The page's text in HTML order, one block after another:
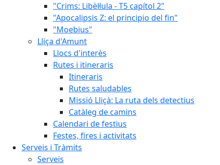
"Crims: Libèl·lula - T5 capítol 2"
"Apocalipsis Z: el principio del fin"
"Moebius"
Lliça d'Amunt
Llocs d'interès
Rutes i itineraris
Itineraris
Rutes saludables
Missió Lliçà: La ruta dels detectius
Catàleg de camins
Calendari de festius
Festes, fires i activitats
Serveis i Tràmits
Serveis